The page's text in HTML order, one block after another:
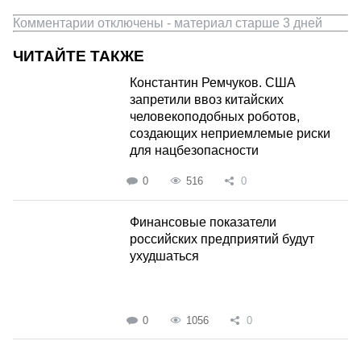
Комментарии отключены - материал старше 3 дней
ЧИТАЙТЕ ТАКЖЕ
Константин Ремчуков. США
запретили ввоз китайских
человекоподобных роботов,
создающих неприемлемые риски
для нацбезопасности
0 516 0
Финансовые показатели
российских предприятий будут
ухудшаться
0 1056 0